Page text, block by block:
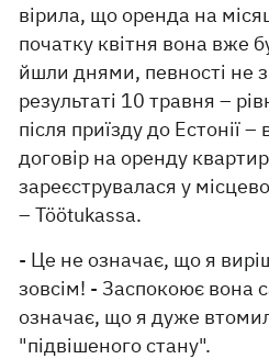
вірила, що оренда на
початку квітня вона вже
йшли днями, певності не
результаті 10 травня –
після приїзду до Естонії
договір на оренду
зареєструвалася у
– Töötukassa.
- Це не означає, що я
зовсім! - Заспокоює вона
означає, що я дуже
"підвішеного стану".